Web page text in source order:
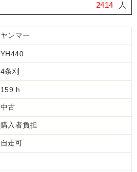
2414 人
ヤンマー
YH440
4条刈
159 h
中古
購入者負担
自走可